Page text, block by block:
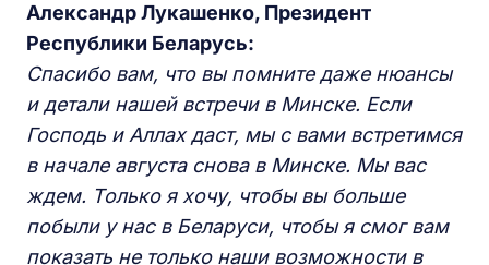
Александр Лукашенко, Президент
Республики Беларусь:
Спасибо вам, что вы помните даже нюансы
и детали нашей встречи в Минске. Если
Господь и Аллах даст, мы с вами встретимся
в начале августа снова в Минске. Мы вас
ждем. Только я хочу, чтобы вы больше
побыли у нас в Беларуси, чтобы я смог вам
показать не только наши возможности в